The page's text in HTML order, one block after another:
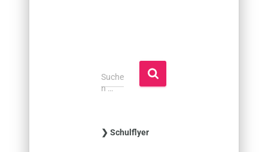
S
u
n
Suche
n …
❯ Schulflyer